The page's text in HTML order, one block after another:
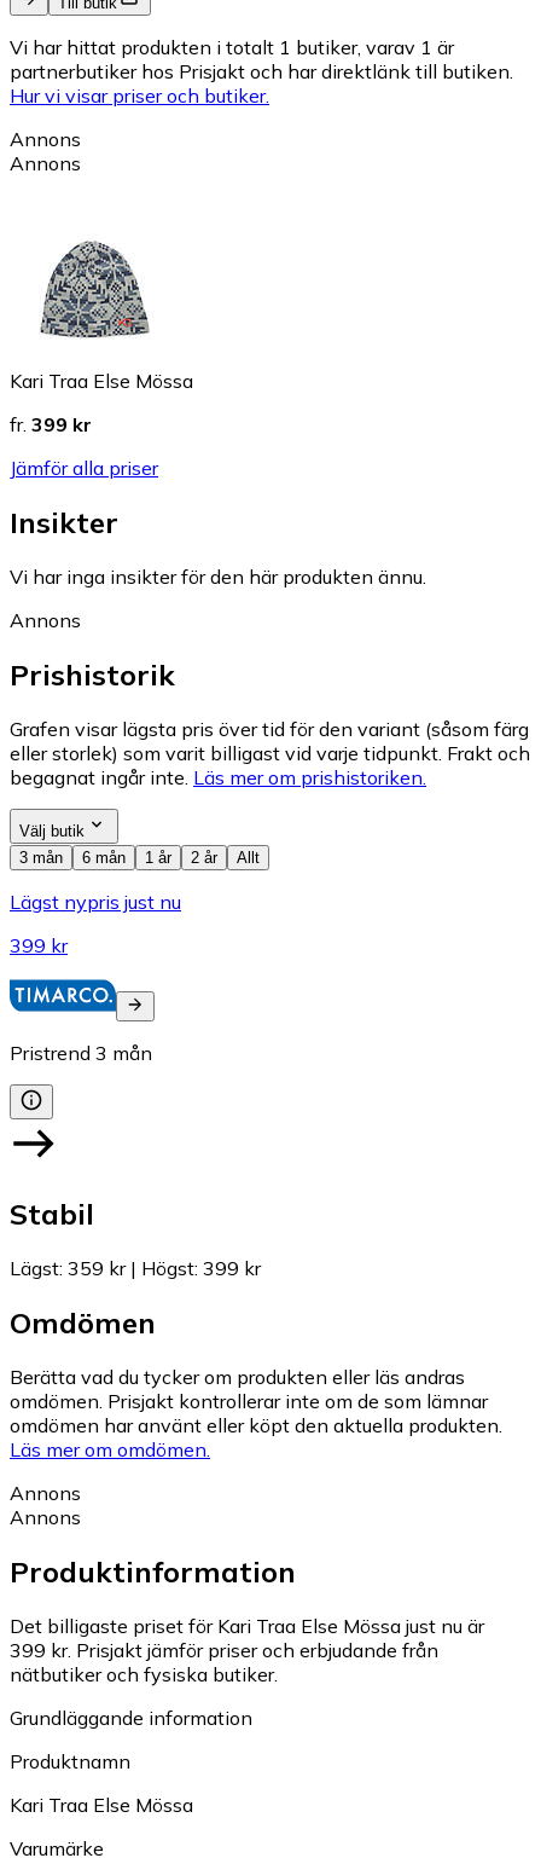
Vi har hittat produkten i totalt 1 butiker, varav 1 är
partnerbutiker hos Prisjakt och har direktlänk till butiken.
Hur vi visar priser och butiker.
Annons
Annons
Kari Traa Else Mössa
fr. 399 kr
Jämför alla priser
Insikter
Vi har inga insikter för den här produkten ännu.
Annons
Prishistorik
Grafen visar lägsta pris över tid för den variant (såsom färg
eller storlek) som varit billigast vid varje tidpunkt. Frakt och
begagnat ingår inte. Läs mer om prishistoriken.
Välj butik
3 mån
6 mån 1 år 2 år Allt
Lägst nypris just nu
399 kr
Pristrend 3 mån
Stabil
Lägst: 359 kr| Högst: 399 kr
Omdömen
Berätta vad du tycker om produkten eller läs andras
omdömen. Prisjakt kontrollerar inte om de som lämnar
omdömen har använt eller köpt den aktuella produkten.
Läs mer om omdömen.
Annons
Annons
Produktinformation
Det billigaste priset för Kari Traa Else Mössa just nu är
399 kr. Prisjakt jämför priser och erbjudande från
nätbutiker och fysiska butiker.
Grundläggande information
Produktnamn
Kari Traa Else Mössa
Varumärke